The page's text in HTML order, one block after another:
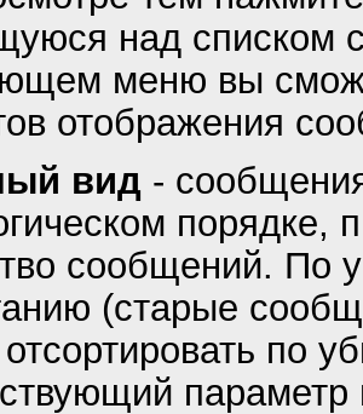
над списком
меню вы
отображения
вид -
порядке,
сообщений. По
(старые
по